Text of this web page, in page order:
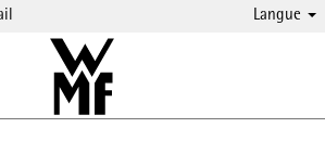
Langue